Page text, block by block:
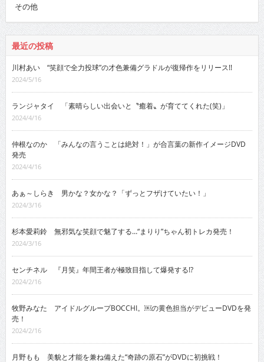
その他
最近の投稿
川村あい “笑顔で全力投球”の才色兼備グラドルが復帰作をリリース!!
2024/5/16
ランジャタイ 「素晴らしい出会いと〝癒着〟が育ててくれた(笑)」
2024/4/16
仲根なのか 「みんなの言うことは絶対！」が合言葉の新作イメージDVD
発売
2024/4/16
あぁ～しらき 男かな？女かな？「ずっとフザけていたい！」
2024/3/16
杉本愛莉鈴 無邪気な笑顔で魅了する…“まりり”ちゃん初トレカ発売！
2024/3/16
センチネル 『月笑』年間王者が極致目指して爆発する!?
2024/2/16
牧野みなた アイドルグループBOCCHI。￼の黄色担当がデビューDVDを発
売！
2024/2/16
月野もも 美貌と才能を兼ね備えた“奇跡の原石”がDVDに初挑戦！